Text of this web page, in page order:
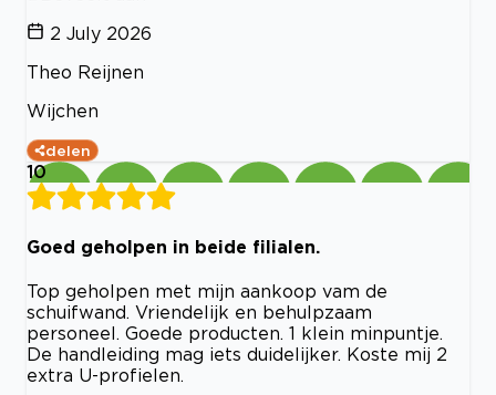
2 July 2026
Theo Reijnen
Wijchen
delen
10
Goed geholpen in beide filialen.
Top geholpen met mijn aankoop vam de
schuifwand. Vriendelijk en behulpzaam
personeel. Goede producten. 1 klein minpuntje.
De handleiding mag iets duidelijker. Koste mij 2
extra U-profielen.